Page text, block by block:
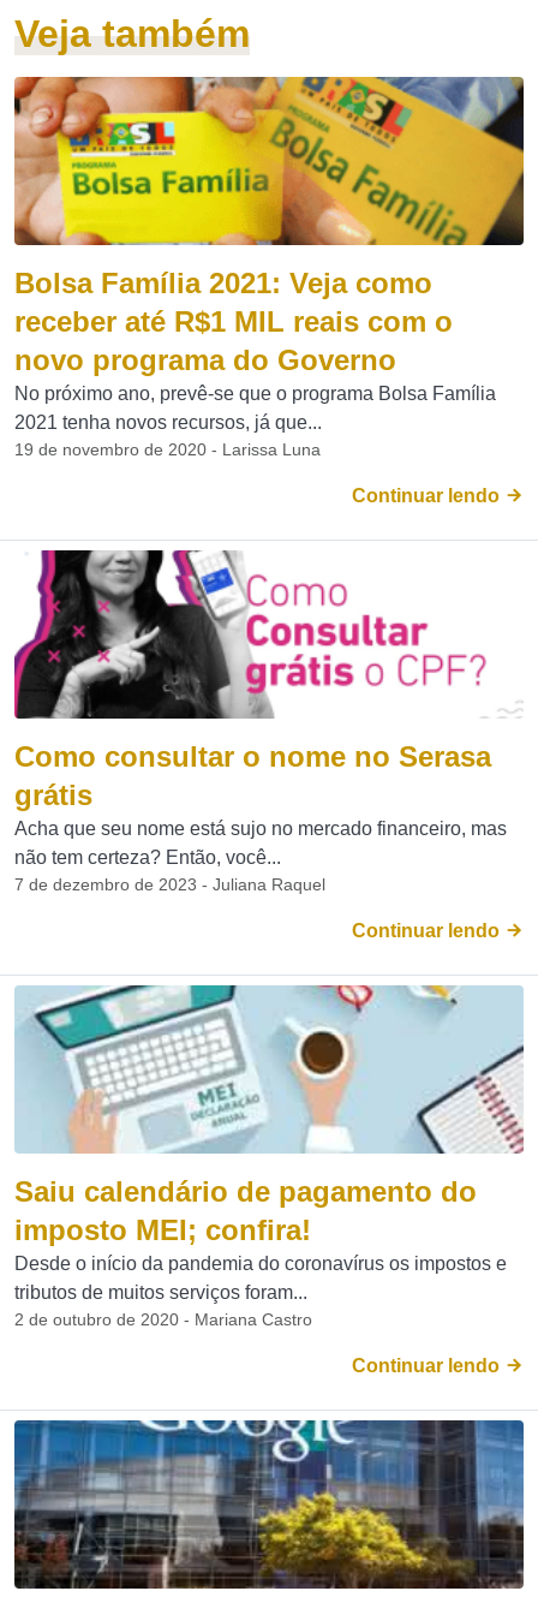
Veja também
Bolsa Família 2021: Veja como
receber até R$1 MIL reais com o
novo programa do Governo
No próximo ano, prevê-se que o programa Bolsa Família
2021 tenha novos recursos, já que...
19 de novembro de 2020 - Larissa Luna
Continuar lendo
Como consultar o nome no Serasa
grátis
Acha que seu nome está sujo no mercado financeiro, mas
não tem certeza? Então, você...
7 de dezembro de 2023 - Juliana Raquel
Continuar lendo
Saiu calendário de pagamento do
imposto MEI; confira!
Desde o início da pandemia do coronavírus os impostos e
tributos de muitos serviços foram...
2 de outubro de 2020 - Mariana Castro
Continuar lendo